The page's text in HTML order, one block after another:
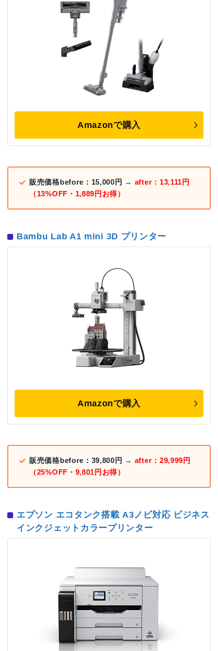
Amazonで購入
販売価格before：15,000円 → after：13,111円
（13%OFF・1,889円お得）
Bambu Lab A1 mini 3D プリンター
Amazonで購入
販売価格before：39,800円 → after：29,999円
（25%OFF・9,801円お得）
エプソン エコタンク搭載 A3ノビ対応 ビジネス
インクジェットカラープリンター